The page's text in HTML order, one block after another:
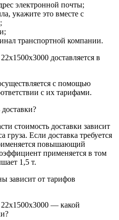
электронной почты;
укажите это вместе с
транспортной компании.
доставляется в
с помощью
с их тарифами.
стоимость доставки зависит
груза. Если доставка требуется
повышающий
применяется в том
1,5 т.
зависит от тарифов
— какой